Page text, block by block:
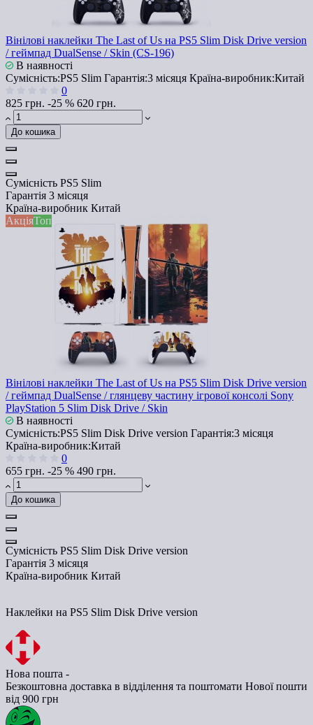
Вінілові наклейки The Last of Us на PS5 Slim Disk Drive version
/ геймпад DualSense / Skin (CS-196)
В наявності
Сумісність:PS5 Slim Гарантія:3 місяця Країна-виробник:Китай
0
825 грн. -25 % 620 грн.
До кошика
Сумісність PS5 Slim
Гарантія 3 місяця
Країна-виробник Китай
АкціяТоп
Вінілові наклейки The Last of Us на PS5 Slim Disk Drive version
/ геймпад DualSense / глянцеву частину ігрової консолі Sony
PlayStation 5 Slim Disk Drive / Skin
В наявності
Сумісність:PS5 Slim Disk Drive version Гарантія:3 місяця
Країна-виробник:Китай
0
655 грн. -25 % 490 грн.
До кошика
Сумісність PS5 Slim Disk Drive version
Гарантія 3 місяця
Країна-виробник Китай
Наклейки на PS5 Slim Disk Drive version
Нова пошта -
Безкоштовна доставка в відділення та поштомати Нової пошти
від 900 грн